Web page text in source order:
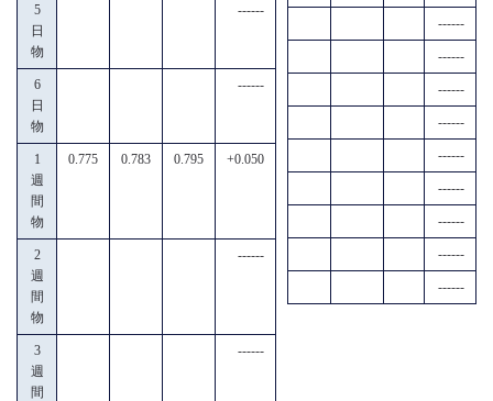
5
日
物
------
6
日
物
------
1
週
間
物
0.775 0.783 0.795 +0.050
2
週
間
物
------
3
週
間
------
------
------
------
------
------
------
------
------
------